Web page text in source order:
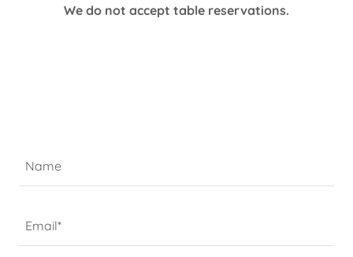
We do not accept table reservations.
Name
Email*